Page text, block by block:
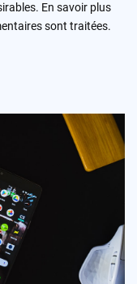
En savoir plus
sont traitées.